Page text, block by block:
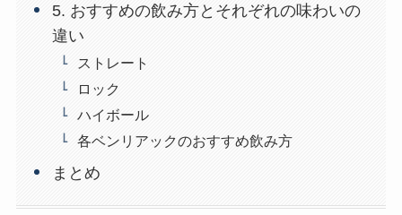
5. おすすめの飲み方とそれぞれの味わいの
違い
ストレート
ロック
ハイボール
各ベンリアックのおすすめ飲み方
まとめ